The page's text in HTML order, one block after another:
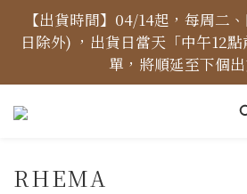
【價格標示更新】異象出版品-
折扣一律購物車
【出貨時間】04/14起，每周二
日除外) ，出貨日當天「中午12
單，將順延至下個出
【免運金額】台灣地區全站滿
RHEMA